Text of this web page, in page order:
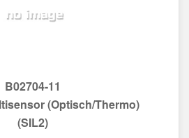
B02704-11
(Optisch/Thermo)
(SIL2)